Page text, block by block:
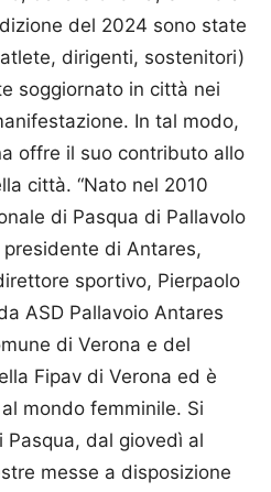
del 2024 sono state
dirigenti, sostenitori)
soggiornato in città nei
In tal modo,
offre il suo contributo allo
città. “Nato nel 2010
di Pasqua di Pallavolo
di Antares,
sportivo, Pierpaolo
ASD Pallavoio Antares
di Verona e del
Fipav di Verona ed è
mondo femminile. Si
dal giovedì al
messe a disposizione